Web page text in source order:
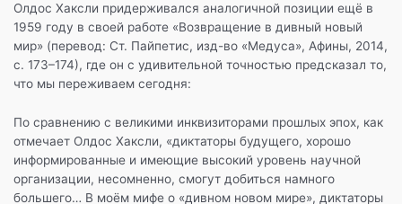
Олдос Хаксли придерживался аналогичной позиции ещё в
1959 году в своей работе «Возвращение в дивный новый
мир» (перевод: Ст. Пайпетис, изд-во «Медуса», Афины, 2014,
с. 173–174), где он с удивительной точностью предсказал то,
что мы переживаем сегодня:
По сравнению с великими инквизиторами прошлых эпох, как
отмечает Олдос Хаксли, «диктаторы будущего, хорошо
информированные и имеющие высокий уровень научной
организации, несомненно, смогут добиться намного
большего… В моём мифе о «дивном новом мире», диктаторы